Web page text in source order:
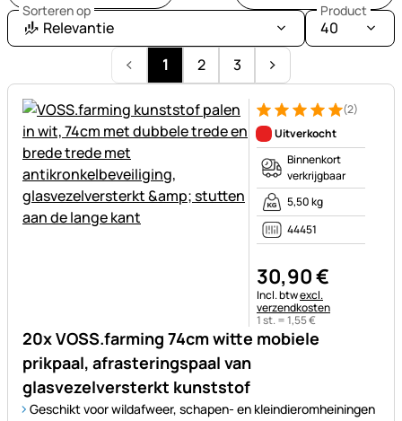
Sorteren op
Relevantie
Product
40
1
2 3
20x VOSS.farming 74cm witte mobiele
prikpaal, afrasteringspaal van
glasvezelversterkt kunststof
Geschikt voor wildafweer, schapen- en kleindieromheiningen
Beoordeling: 5 van 5 (2
2 Bewertungen
(2)
Uitverkocht
Binnenkort
verkrijgbaar
5,50 kg
44451
30,90€
Belastinginformatie:
Incl. btwexcl.
verzendkosten
1 st. =1,55€